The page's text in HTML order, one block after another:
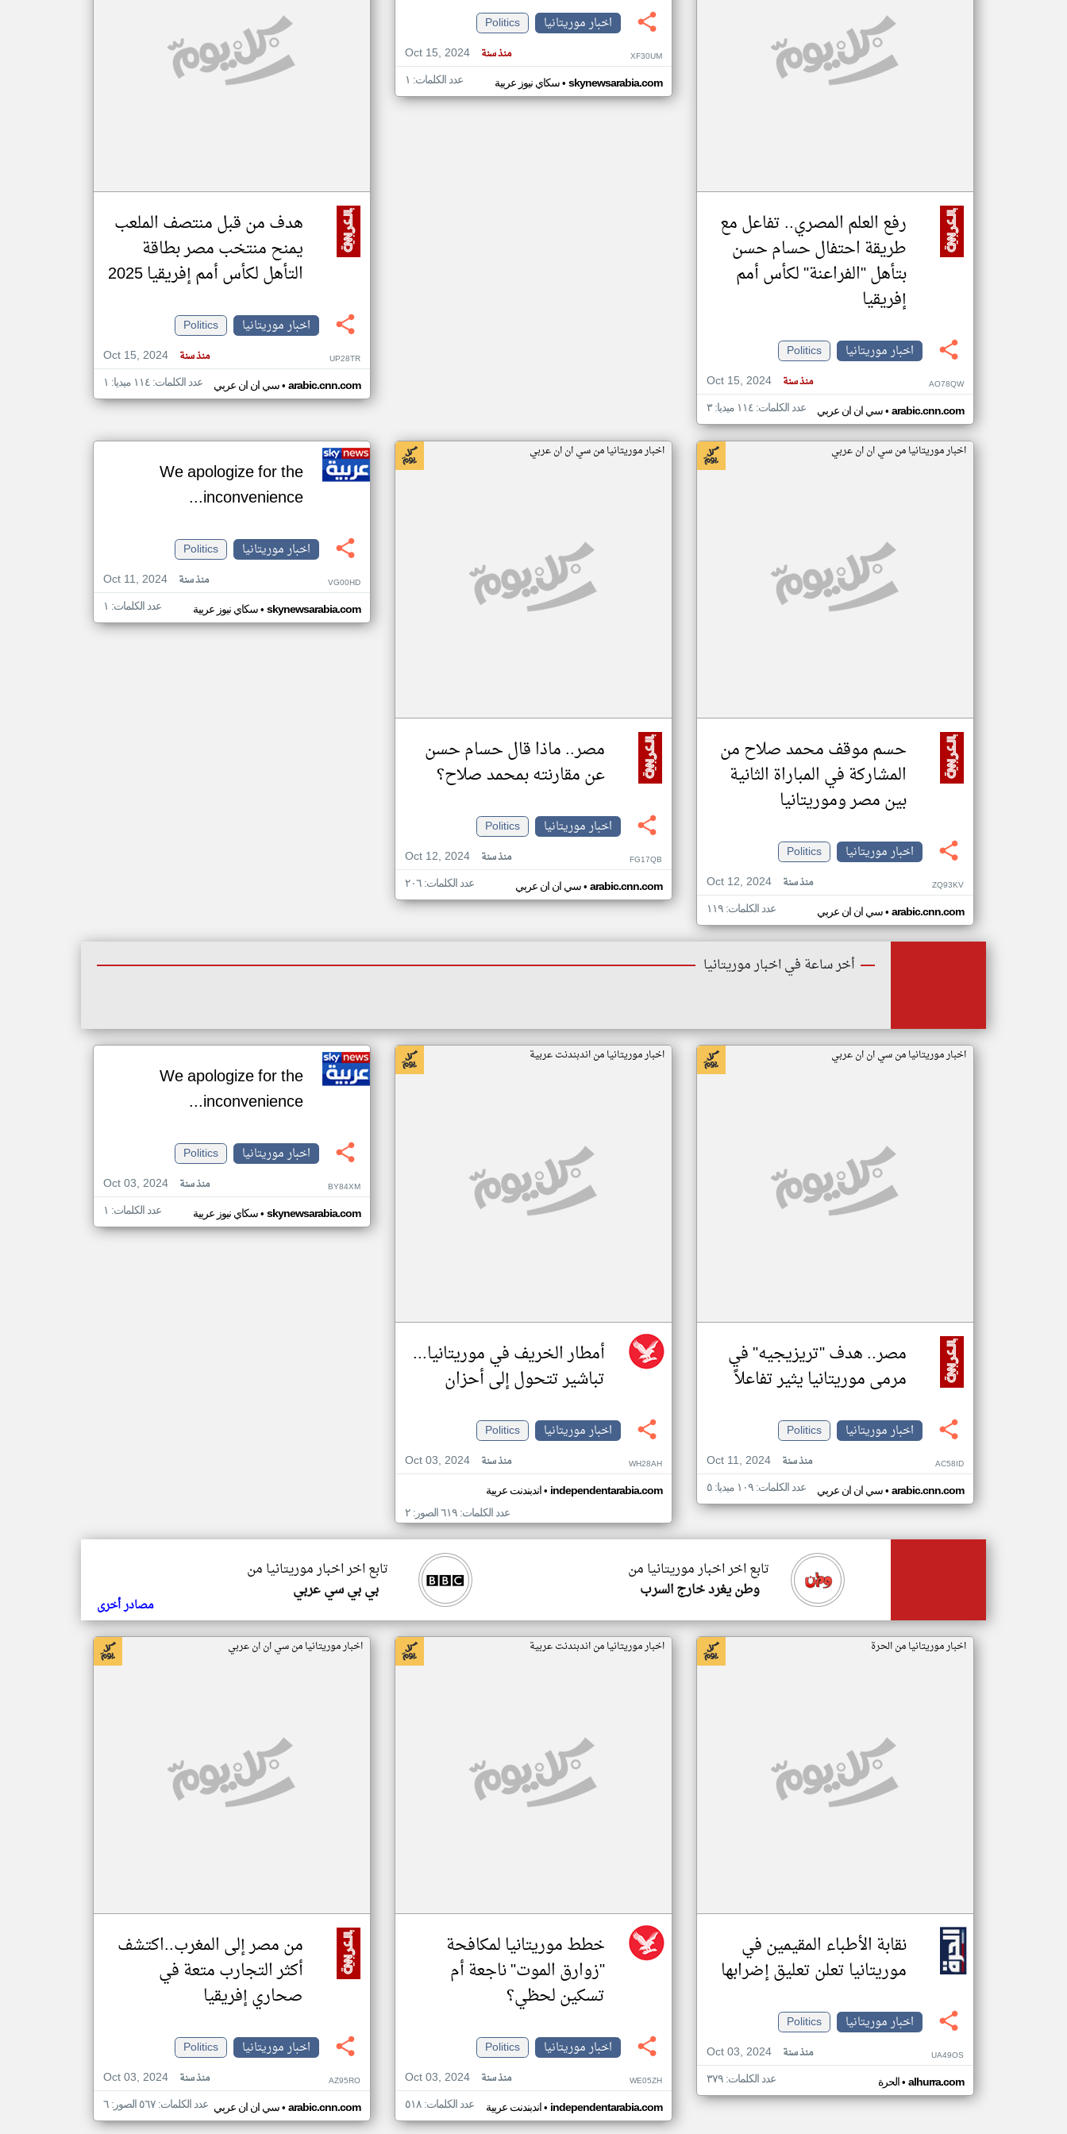
مصادر الأخبار من موريتانيا
رفع العلم المصري.. تفاعل مع
طريقة احتفال حسام حسن
بتأهل "الفراعنة" لكأس أمم
إفريقيا
اخبار موريتانيا
Politics
Oct 15, 2024
منذ سنة AO78QW
سي ان ان عربي• arabic.cnn.com عدد الكلمات: ١١٤ ميديا: ٣
اخبار موريتانيا
Politics
Oct 15, 2024
منذ سنة XF30UM
سكاي نيوز عربية• skynewsarabia.com عدد الكلمات: ١
هدف من قبل منتصف الملعب
يمنح منتخب مصر بطاقة
التأهل لكأس أمم إفريقيا 2025
اخبار موريتانيا
Politics
Oct 15, 2024
منذ سنة UP28TR
سي ان ان عربي• arabic.cnn.com عدد الكلمات: ١١٤ ميديا: ١
اخبار موريتانيا من سي ان ان عربي
حسم موقف محمد صلاح من
المشاركة في المباراة الثانية
بين مصر وموريتانيا
اخبار موريتانيا
Politics
Oct 12, 2024
منذ سنة ZQ93KV
سي ان ان عربي• arabic.cnn.com عدد الكلمات: ١١٩
اخبار موريتانيا من سي ان ان عربي
مصر.. ماذا قال حسام حسن
عن مقارنته بمحمد صلاح؟
اخبار موريتانيا
Politics
Oct 12, 2024
منذ سنة FG17QB
سي ان ان عربي• arabic.cnn.com عدد الكلمات: ٢٠٦
We apologize for the
inconvenience...
اخبار موريتانيا
Politics
Oct 11, 2024
منذ سنة VG00HD
سكاي نيوز عربية• skynewsarabia.com عدد الكلمات: ١
أخر ساعة في اخبار موريتانيا
اخبار موريتانيا من سي ان ان عربي
مصر.. هدف "تريزيجيه" في
مرمى موريتانيا يثير تفاعلاً
اخبار موريتانيا
Politics
Oct 11, 2024
منذ سنة AC58ID
سي ان ان عربي• arabic.cnn.com عدد الكلمات: ١٠٩ ميديا: ٥
اخبار موريتانيا من اندبندنت عربية
أمطار الخريف في موريتانيا...
تباشير تتحول إلى أحزان
اخبار موريتانيا
Politics
Oct 03, 2024
منذ سنة WH28AH
اندبندنت عربية• independentarabia.com
عدد الكلمات: ٦١٩ الصور: ٢
We apologize for the
inconvenience...
اخبار موريتانيا
Politics
Oct 03, 2024
منذ سنة BY84XM
سكاي نيوز عربية• skynewsarabia.com عدد الكلمات: ١
تابع اخر اخبار موريتانيا من
بي بي سي عربي
تابع اخر اخبار موريتانيا من
وطن يغرد خارج السرب
مصادر أخرى
اخبار موريتانيا من الحرة
نقابة الأطباء المقيمين في
موريتانيا تعلن تعليق إضرابها
اخبار موريتانيا
Politics
Oct 03, 2024
منذ سنة UA49OS
الحرة• alhurra.com عدد الكلمات: ٣٧٩
اخبار موريتانيا من اندبندنت عربية
خطط موريتانيا لمكافحة
"زوارق الموت" ناجعة أم
تسكين لحظي؟
اخبار موريتانيا
Politics
Oct 03, 2024
منذ سنة WE05ZH
اندبندنت عربية• independentarabia.com عدد الكلمات: ٥١٨
اخبار موريتانيا من سي ان ان عربي
من مصر إلى المغرب..اكتشف
أكثر التجارب متعة في
صحاري إفريقيا
اخبار موريتانيا
Politics
Oct 03, 2024
منذ سنة AZ95RO
سي ان ان عربي• arabic.cnn.com عدد الكلمات: ٥٦٧ الصور: ٦